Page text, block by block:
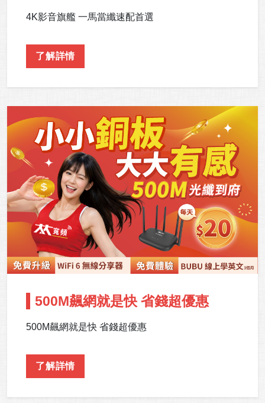
4K影音旗艦 一馬當纖速配首選
500M飆網就是快 省錢超優惠
500M飆網就是快 省錢超優惠